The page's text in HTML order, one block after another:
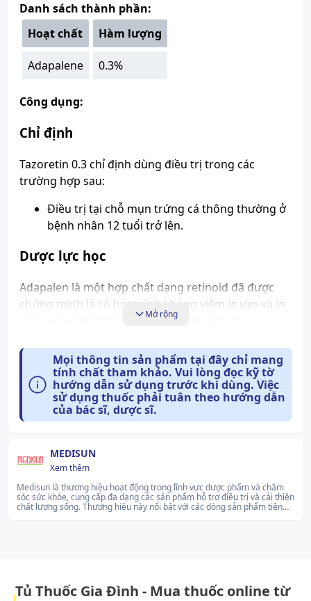
Xuất xứ thương
Việt Nam
Số đăng ký
893110441524
Hướng dẫn tra cứu số đăng ký thuốc được cấp phép
Danh sách thành phần:
Hoạt chất
Hàm lượng
Adapalene 0.3%
Công dụng:
Chỉ định
Tazoretin 0.3chỉ định dùng điều trị trong các
trường hợp sau:
Điều trị tại chỗ mụn trứng cá thông thường ở
bệnh nhân 12 tuổi trở lên.
Dược lực học
Adapalen là một hợp chất dạng retinoid đã được
chứng minh là có hoạt tính kháng viêm in vivo và in
; adapalen bền vững với oxy và ánh sáng và
động của adapalen, giống như tretinoin, là gắn kết
vào các thụ thể acid retinoic đặc hiệu của nhân,
nhưng khác tretinoin ở chỗ không gắn vào protein
của thụ thể trong bào tương.
Adapalen khi dùng trên da có tác dụng phân hủy
thường của tiến trình sừng hóa và biệt hóa của biểu
bì, cả hai trường hợp này đều là những yếu tố gây
mụn trứng cá. Cơ chế tác dụng của adapalen là
bình thường hóa tiến trình biệt hóa của các tế bào
Mở rộng
Mọi thông tin sản phẩm tại đây chỉ mang
tính chất tham khảo. Vui lòng đọc kỹ tờ
hướng dẫn sử dụng trước khi dùng. Việc
sử dụng thuốc phải tuân theo hướng dẫn
của bác sĩ, dược sĩ.
MEDISUN
Xem thêm
Medisun là thương hiệu hoạt động trong lĩnh vực dược phẩm và chăm
sóc sức khỏe, cung cấp đa dạng các sản phẩm hỗ trợ điều trị và cải thiện
chất lượng sống. Thương hiệu này nổi bật với các dòng sản phẩm tiện
Tủ Thuốc Gia Đình - Mua thuốc online từ